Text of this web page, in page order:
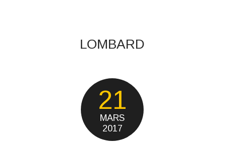
LOMBARD
21
MARS
2017